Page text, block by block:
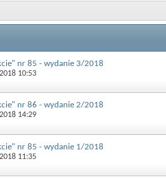
nr 85 - wydanie 3/2018
10:53
nr 86 - wydanie 2/2018
14:29
nr 85 - wydanie 1/2018
11:35